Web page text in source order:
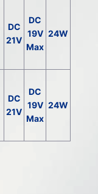
DC
21V
DC
19V
Max
24W
DC
21V
DC
19V
Max
24W